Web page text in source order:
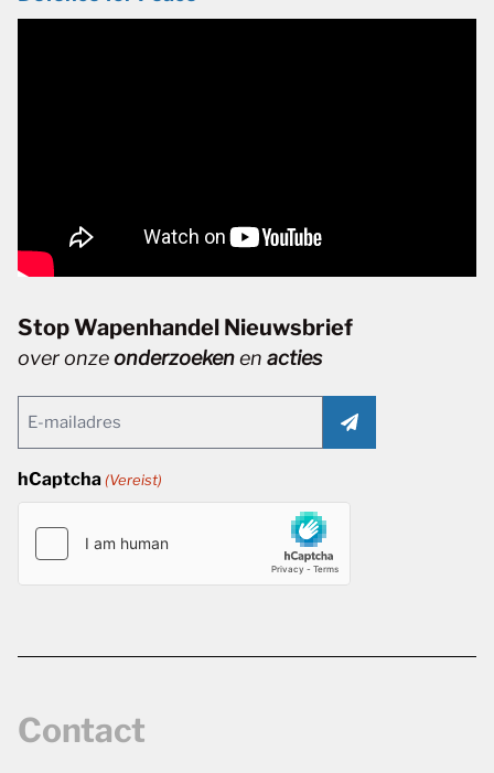
Stop Wapenhandel Nieuwsbrief
over onzeonderzoekenen acties
(Vereist)
hCaptcha (Vereist)
Contact